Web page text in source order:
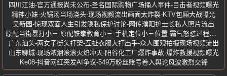
四川江油-官方通报尚未公布-圣名国际购物广场捅人事件-目击者视频曝光
精神小妹-火锅汤当场浇头-现场视频流出画面太炸裂-KTV包厢大战曝光
吴新园-惊现双面人生引发隐私保护讨论-网传濮阳护士长私人照片流出
广东汕头-两女子街头打架-互扯衣服大打出手-众人围观拍摄现场视频流出
山东聊城-现场浓烟滚滚火焰冲天-阳谷化工厂爆炸事故-爆炸救援视频曝光
Ke08-抖音网红突发AI争议-549万粉丝账号卷入舆论风波激烈交锋